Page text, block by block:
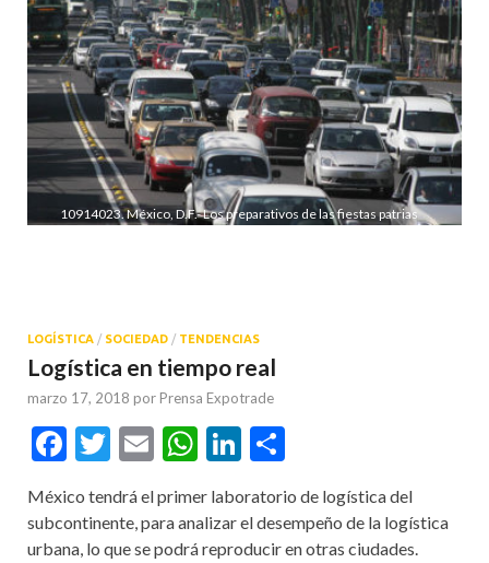
10914023. México, D.F.- Los preparativos de las fiestas patrias
LOGÍSTICA / SOCIEDAD / TENDENCIAS
Logística en tiempo real
marzo 17, 2018 por Prensa Expotrade
Facebook
Twitter
EmailWhatsApp
LinkedIn
México tendrá el primer laboratorio de logística del
subcontinente, para analizar el desempeño de la logística
urbana, lo que se podrá reproducir en otras ciudades.